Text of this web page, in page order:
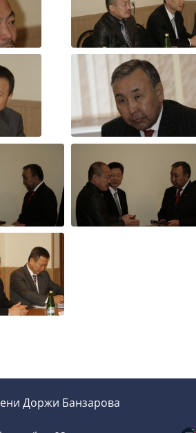
Доржи Банзарова